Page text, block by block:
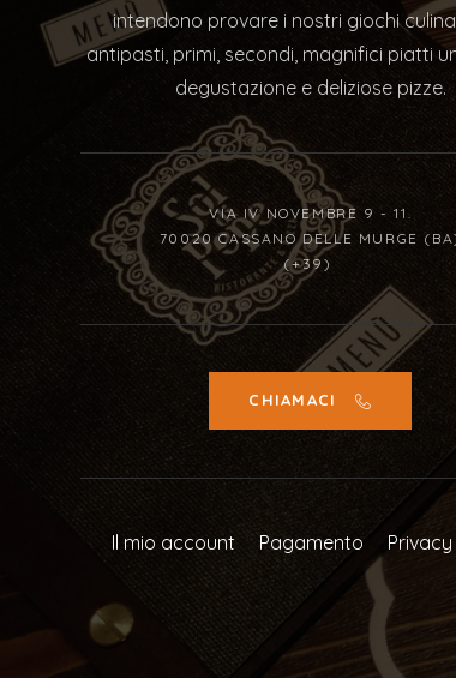
intendono provare i nostri giochi
antipasti, primi, secondi, magnifici piatti
degustazione e deliziose pizze.
VIA IV NOVEMBRE 9 - 11.
70020 CASSANO DELLE MURGE
(+39)
CHIAMACI
Il mio account Pagamento